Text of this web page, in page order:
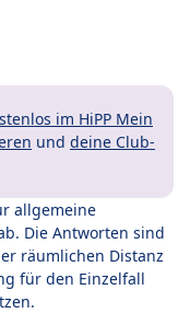
im HiPP Mein
und deine Club-
allgemeine
Die Antworten sind
räumlichen Distanz
für den Einzelfall